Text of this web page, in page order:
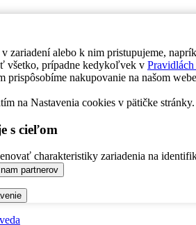
zariadení alebo k nim pristupujeme,
všetko, prípadne kedykoľvek v
prispôsobíme nakupovanie na našom
na Nastavenia cookies v pätičke stránky.
s cieľom
charakteristiky zariadenia na
partnerov